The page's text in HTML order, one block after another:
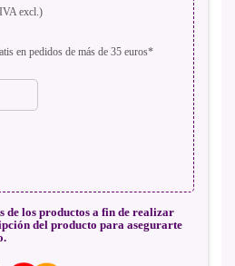
excl.)
en pedidos de más de 35 euros*
de los productos a fin de realizar
del producto para asegurarte